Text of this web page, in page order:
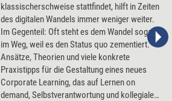
klassischerschweise stattfindet, hilft in Zeiten
des digitalen Wandels immer weniger weiter.
Im Gegenteil: Oft steht es dem Wandel sogar
im Weg, weil es den Status quo zementiert.
Ansätze, Theorien und viele konkrete
Praxistipps für die Gestaltung eines neues
Corporate Learning, das auf Lernen on
demand, Selbstverantwortung und kollegialen